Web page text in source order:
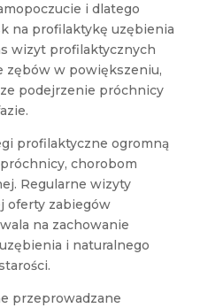
i dlatego
na profilaktykę uzębienia
wizyt profilaktycznych
zębów w powiększeniu,
podejrzenie próchnicy
profilaktyczne ogromną
chorobom
Regularne wizyty
oferty zabiegów
na zachowanie
i naturalnego
przeprowadzane